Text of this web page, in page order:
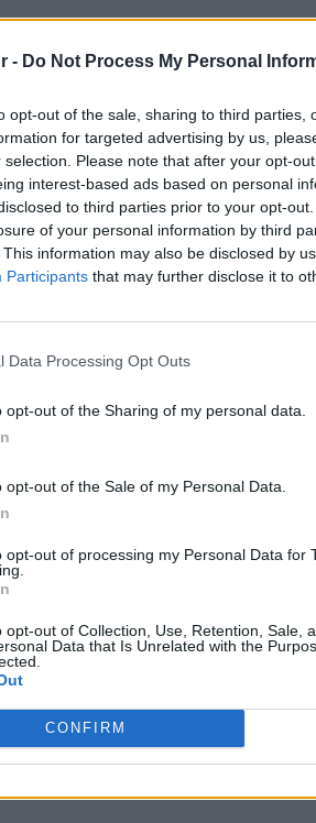
- Do Not Process My Personal
opt-out of the sale, sharing to third parties,
for targeted advertising by us,
selection. Please note that after your opt-
interest-based ads based on personal
to third parties prior to your opt-
of your personal information by third
information may also be disclosed by
Participants that may further disclose it to
Data Processing Opt Outs
opt-out of the Sharing of my personal data.
opt-out of the Sale of my Personal Data.
opt-out of processing my Personal Data for
opt-out of Collection, Use, Retention, Sale,
Data that Is Unrelated with the
CONFIRM
4,7 Δεν